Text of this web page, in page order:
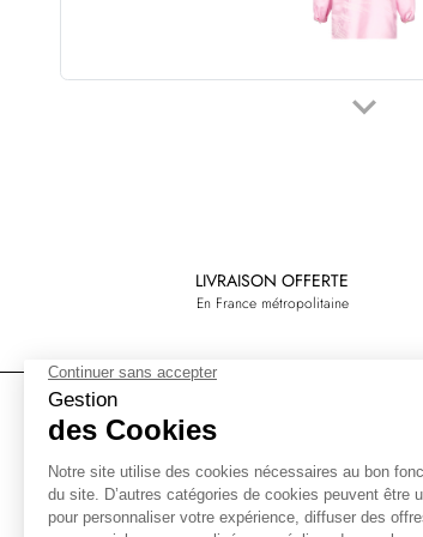
Suivant
keyboard_arrow_down
LIVRAISON OFFERTE
En France métropolitaine